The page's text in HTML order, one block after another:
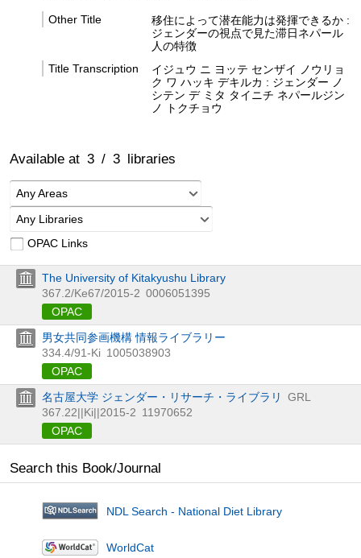
Other Title
移住によって潜在能力は発揮できるか :
ジェンダーの視点で見た滞日ネパール
人の特徴
Title Transcription
イジュウ ニ ヨッテ センザイ ノウリョ
ク ワ ハッキ デキルカ : ジェンダー ノ
シテン デ ミタ タイニチ ネパールジン
ノ トクチョウ
Available at 3 / 3 libraries
Any Areas
Any Libraries
OPAC Links
The University of Kitakyushu Library
367.2/Ke67/2015-2 0006051395
OPAC
男女共同参画機構 情報ライブラリー
334.4/91-Ki 1005038903
OPAC
名古屋大学 ジェンダー・リサーチ・ライブラリ
GRL
367.22||Ki||2015-2 11970652
OPAC
Search this Book/Journal
NDL Search - National Diet Library
WorldCat